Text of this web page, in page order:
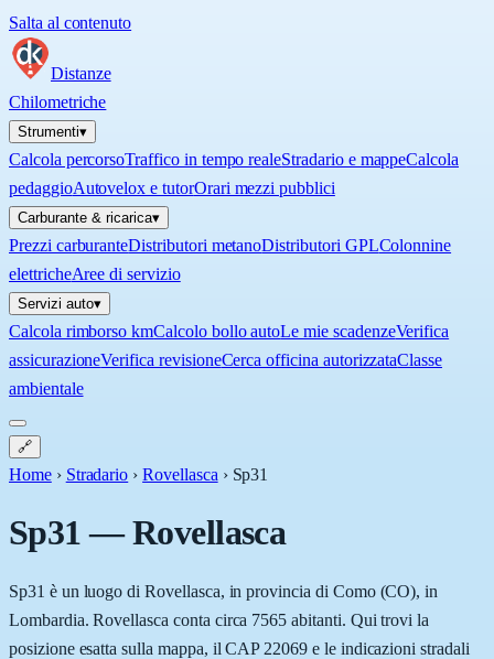
Salta al contenuto
Distanze
Chilometriche
Strumenti▾
Calcola percorsoTraffico in tempo realeStradario e mappeCalcola
pedaggioAutovelox e tutorOrari mezzi pubblici
Carburante & ricarica▾
Prezzi carburanteDistributori metanoDistributori GPLColonnine
elettricheAree di servizio
Servizi auto▾
Calcola rimborso kmCalcolo bollo autoLe mie scadenzeVerifica
assicurazioneVerifica revisioneCerca officina autorizzataClasse
ambientale
🔗
Home › Stradario › Rovellasca › Sp31
Sp31—Rovellasca
Sp31 è un luogo di Rovellasca, in provincia di Como (CO), in
Lombardia. Rovellasca conta circa 7565 abitanti. Qui trovi la
posizione esatta sulla mappa, il CAP 22069 e le indicazioni stradali